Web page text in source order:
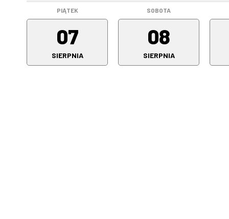
PIĄTEK
07
SIERPNIA
SOBOTA
08
SIERPNIA